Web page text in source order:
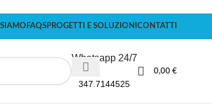
FAQSPROGETTI E SOLUZIONI CONTATTI
Whatsapp 24/7
347.7144525
0,00 €